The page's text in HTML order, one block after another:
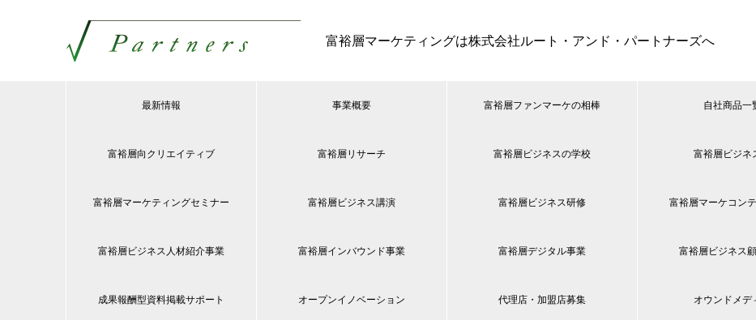
富裕層マーケティングは株式会社ルート・アンド・パートナーズへ
最新情報 事業概要 富裕層ファンマーケの相棒 自社商品一
富裕層向クリエイティブ 富裕層リサーチ 富裕層ビジネスの学校 富裕層ビジネ
富裕層マーケティングセミナー 富裕層ビジネス講演 富裕層ビジネス研修 富裕層マーケコン
富裕層ビジネス人材紹介事業 富裕層インバウンド事業 富裕層デジタル事業 富裕層ビジネス
成果報酬型資料掲載サポート オープンイノベーション 代理店・加盟店募集 オウンドメデ